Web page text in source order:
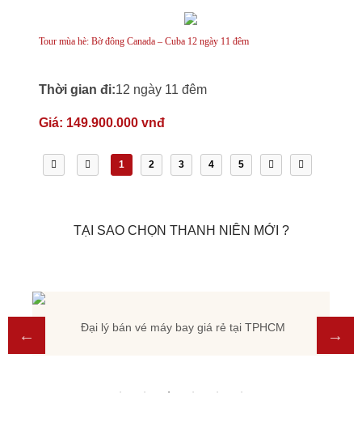
Tour mùa hè: Bờ đông Canada – Cuba 12 ngày 11 đêm
Thời gian đi:12 ngày 11 đêm
Giá: 149.900.000 vnđ
1 2 3 4 5
TẠI SAO CHỌN THANH NIÊN MỚI ?
Đại lý bán vé máy bay giá rẻ tại TPHCM